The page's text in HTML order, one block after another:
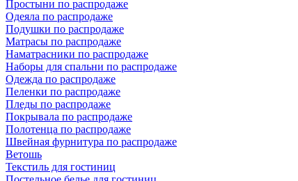
Простыни по распродаже
Одеяла по распродаже
Подушки по распродаже
Матрасы по распродаже
Наматрасники по распродаже
Наборы для спальни по распродаже
Одежда по распродаже
Пеленки по распродаже
Пледы по распродаже
Покрывала по распродаже
Полотенца по распродаже
Швейная фурнитура по распродаже
Ветошь
Текстиль для гостиниц